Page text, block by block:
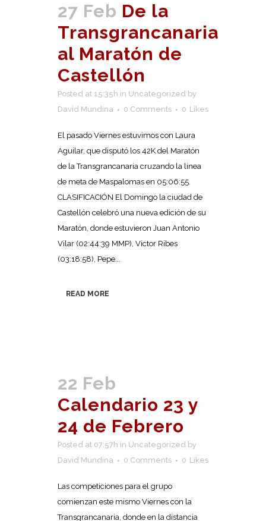
27 Feb De la
Transgrancanaria
al Maratón de
Castellón
Posted at 15:35h in Uncategorized by
David Mundina
0 Comments 0 Likes
El pasado Viernes estuvimos con Laura
Aguilar, que disputó los 42K del Maratón
de la Transgrancanaria cruzando la linea
de meta de Maspalomas en 05:06:55.
CLASIFICACIÓN El Domingo la ciudad de
Castellón celebró una nueva edición de su
Maratón, donde estuvieron Juan Antonio
Vilar (02:44:39 MMP), Victor Ribes
(03:18:58), Pepe...
READ MORE
22 Feb
Calendario 23 y
24 de Febrero
Posted at 07:57h in Uncategorized by
David Mundina
0 Comments 0 Likes
Las competiciones para el grupo
comienzan este mismo Viernes con la
Transgrancanaria, donde en la distancia